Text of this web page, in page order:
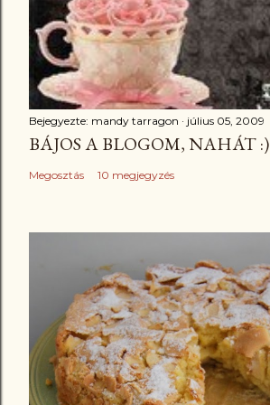
Bejegyezte: mandy tarragon július 05, 2009
BÁJOS A BLOGOM, NAHÁT :)
Megosztás 10 megjegyzés